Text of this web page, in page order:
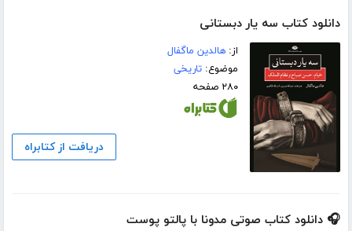
دانلود کتاب سه یار دبستانی
از:هالدین ماگفال
موضوع:تاریخی
۲۸۰ صفحه
دریافت از کتابراه
🎧 دانلود کتاب صوتی مدونا با پالتو پوست